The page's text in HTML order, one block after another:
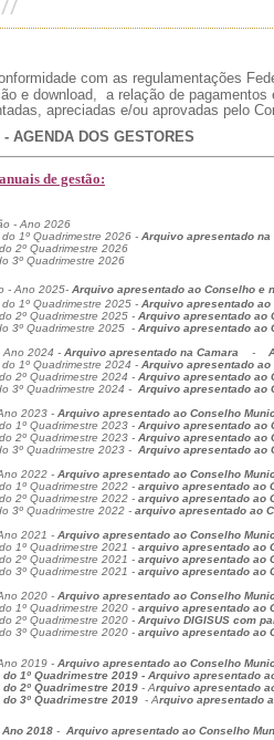
com as regulamentações
e download, a relação de
apreciadas e/ou aprovadas pelo
AGENDA DOS GESTORES
de gestão:
Ano 2026
2026 - Arquivo apresentado
2026
2026
- Ano 2025- Arquivo apresentado ao Conselho e
2025 - Arquivo apresentado
2025 - Arquivo apresentado ao
2025 - Arquivo apresentado ao
2024 - Arquivo apresentado na Camara -
2024 - Arquivo apresentado
2024 - Arquivo apresentado ao
2024 - Arquivo apresentado ao
2023 - Arquivo apresentado ao Conselho
Quadrimestre 2023 - Arquivo apresentado ao
Quadrimestre 2023 - Arquivo apresentado ao
Quadrimestre 2023 - Arquivo apresentado ao
2022 - Arquivo apresentado ao Conselho
Quadrimestre 2022 - arquivo apresentado ao
Quadrimestre 2022 - arquivo apresentado ao
Quadrimestre 2022 - arquivo apresentado ao
2021 - Arquivo apresentado ao Conselho
Quadrimestre 2021 - arquivo apresentado ao
Quadrimestre 2021 - arquivo apresentado ao
Quadrimestre 2021 - arquivo apresentado ao
2020 - Arquivo apresentado ao Conselho
1º Quadrimestre 2020 - arquivo apresentado ao
2º Quadrimestre 2020 - Arquivo DIGISUS com
3º Quadrimestre 2020 - arquivo apresentado ao
2019 - Arquivo apresentado ao Conselho
1º Quadrimestre 2019 - Arquivo apresentado
2º Quadrimestre 2019 - Arquivo apresentado
3º Quadrimestre 2019 - Arquivo apresentado
2018 - Arquivo apresentado ao Conselho